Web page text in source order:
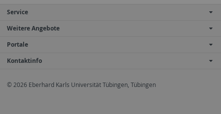
Service
Weitere Angebote
Portale
Kontaktinfo
© 2026 Eberhard Karls Universität Tübingen, Tübingen